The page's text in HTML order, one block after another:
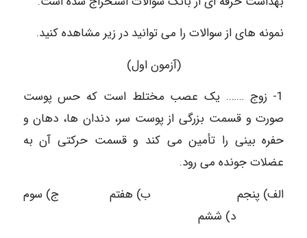
نمونه های از سوالات را می توانید در زیر مشاهده کنید.
(آزمون اول)
1- زوج ……. یک عصب مختلط است که حس پوست
صورت و قسمت بزرگی از پوست سر، دندان ها، دهان و
حفره بینی را تأمین می کند و قسمت حرکتی آن به
عضلات جونده می رود.
الف) پنجم ب) هفتم ج) سوم
د) ششم